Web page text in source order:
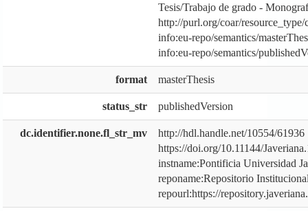
Tesis/Trabajo de grado -
http://purl.org/coar/resource_type/
info:eu-repo/semantics/
info:eu-repo/semantics/
format masterThesis
status_str publishedVersion
dc.identifier.none.fl_str_mv
http://hdl.handle.net/10554/61936
https://doi.org/10.11144/
instname:Pontificia Universidad
reponame:Repositorio
repourl:https://